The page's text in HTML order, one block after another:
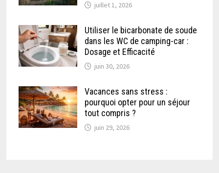
juillet 1, 2026
Utiliser le bicarbonate de soude
dans les WC de camping-car :
Dosage et Efficacité
juin 30, 2026
Vacances sans stress :
pourquoi opter pour un séjour
tout compris ?
juin 29, 2026